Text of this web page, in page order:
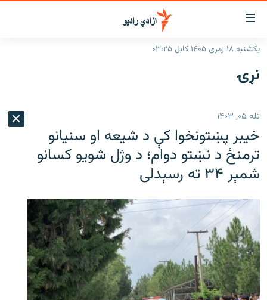
د
لاسرسۍ
وړ
لېنکونه
اصلي
ته
ورتلل
اصلي
مېنو
ورتلل
لټون
مراجعه
راپورونه
منځنی ختیځ
نړۍ
نړۍ
د خپرونو جدول
مرکې
اونیزې خپرونې
ورزش
د کډوالۍ بحران
'کووېډ-۱۹'
اړیکه
یکشنبه ۱۸ زمری ۱۴۰۵ کابل ۰۳:۲۵
نړۍ
تله ۰۵, ۱۴۰۳
خیبر پښتونخوا کې د شیعه او سنیانو
ترمنځ د نښتو دوام؛ د وژل شویو کسانو
شمېر ۳۴ ته رسېدلی